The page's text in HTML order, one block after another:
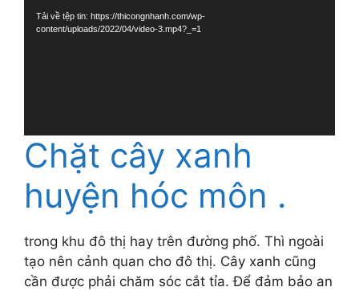
Video
Tải về tệp tin: https://thicongnhanh.com/wp-
content/uploads/2022/04/video-3.mp4?_=1
Chặt cây xanh
huyện hóc môn .
trong khu đô thị hay trên đường phố. Thì ngoài
tạo nên cảnh quan cho đô thị. Cây xanh cũng
cần được phải chăm sóc cắt tỉa. Để đảm bảo an